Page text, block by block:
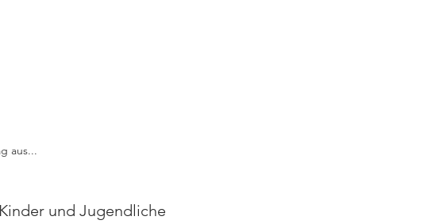
aus...
und Jugendliche